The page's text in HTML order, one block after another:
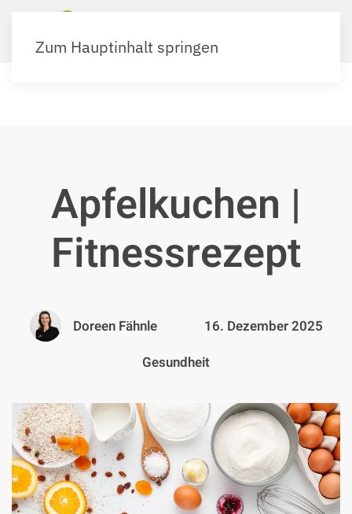
Zum Hauptinhalt springen
Apfelkuchen |
Fitnessrezept
Doreen Fähnle
16. Dezember 2025
Gesundheit